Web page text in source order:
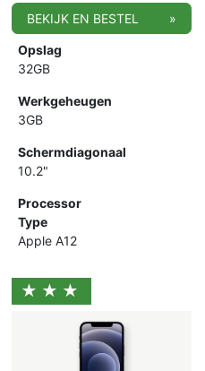
BEKIJK EN BESTEL »
Opslag
32GB
Werkgeheugen
3GB
Schermdiagonaal
10.2"
Processor
Type
Apple A12
★★★